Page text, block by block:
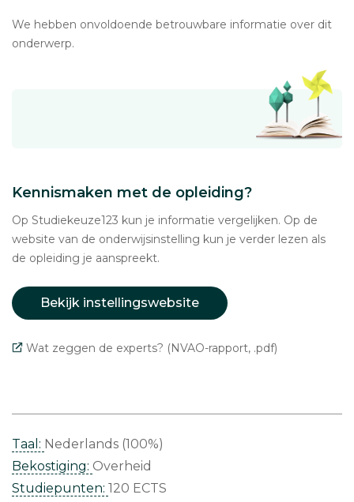
We hebben onvoldoende betrouwbare informatie over dit
onderwerp.
Kennismaken met de opleiding?
Op Studiekeuze123 kun je informatie vergelijken. Op de
website van de onderwijsinstelling kun je verder lezen als
de opleiding je aanspreekt.
Bekijk instellingswebsite
Wat zeggen de experts? (NVAO-rapport, .pdf)
Taal: Nederlands (100%)
Bekostiging: Overheid
Studiepunten: 120 ECTS